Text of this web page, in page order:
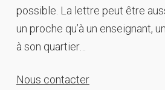
possible. La lettre peut être
un proche qu’à un enseignant,
à son quartier…
Nous contacter